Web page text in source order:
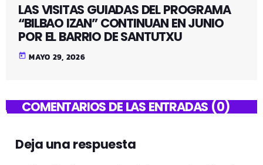
LAS VISITAS GUIADAS DEL PROGRAMA
“BILBAO IZAN” CONTINUAN EN JUNIO
POR EL BARRIO DE SANTUTXU
today MAYO 29, 2026
COMENTARIOS DE LAS ENTRADAS (0)
Deja una respuesta